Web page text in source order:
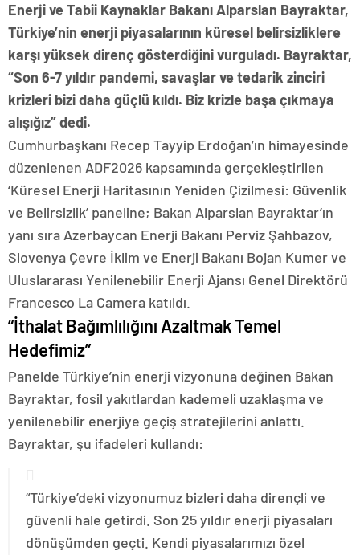
Enerji ve Tabii Kaynaklar Bakanı Alparslan Bayraktar,
Türkiye’nin enerji piyasalarının küresel belirsizliklere
karşı yüksek direnç gösterdiğini vurguladı. Bayraktar,
“Son 6-7 yıldır pandemi, savaşlar ve tedarik zinciri
krizleri bizi daha güçlü kıldı. Biz krizle başa çıkmaya
alışığız” dedi.
Cumhurbaşkanı Recep Tayyip Erdoğan’ın himayesinde
düzenlenen ADF2026 kapsamında gerçekleştirilen
‘Küresel Enerji Haritasının Yeniden Çizilmesi: Güvenlik
ve Belirsizlik’ paneline; Bakan Alparslan Bayraktar’ın
yanı sıra Azerbaycan Enerji Bakanı Perviz Şahbazov,
Slovenya Çevre İklim ve Enerji Bakanı Bojan Kumer ve
Uluslararası Yenilenebilir Enerji Ajansı Genel Direktörü
Francesco La Camera katıldı.
“İthalat Bağımlılığını Azaltmak Temel
Hedefimiz”
Panelde Türkiye’nin enerji vizyonuna değinen Bakan
Bayraktar, fosil yakıtlardan kademeli uzaklaşma ve
yenilenebilir enerjiye geçiş stratejilerini anlattı.
Bayraktar, şu ifadeleri kullandı:
“Türkiye’deki vizyonumuz bizleri daha dirençli ve
güvenli hale getirdi. Son 25 yıldır enerji piyasaları
dönüşümden geçti. Kendi piyasalarımızı özel